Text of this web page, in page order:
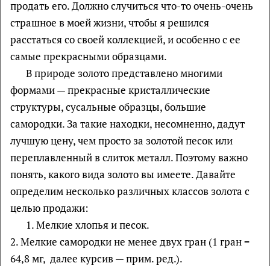
продать его. Должно случиться что-то очень-очень
страшное в моей жизни, чтобы я решился
расстаться со своей коллекцией, и особенно с ее
самые прекрасными образцами.
В природе золото представлено многими
формами — прекрасные кристаллические
структуры, сусальные образцы, большие
самородки. За такие находки, несомненно, дадут
лучшую цену, чем просто за золотой песок или
переплавленный в слиток металл. Поэтому важно
понять, какого вида золото вы имеете. Давайте
определим несколько различных классов золота с
целью продажи:
1. Мелкие хлопья и песок.
2. Мелкие самородки не менее двух гран (1 гран =
64,8 мг, далее курсив — прим. ред.).